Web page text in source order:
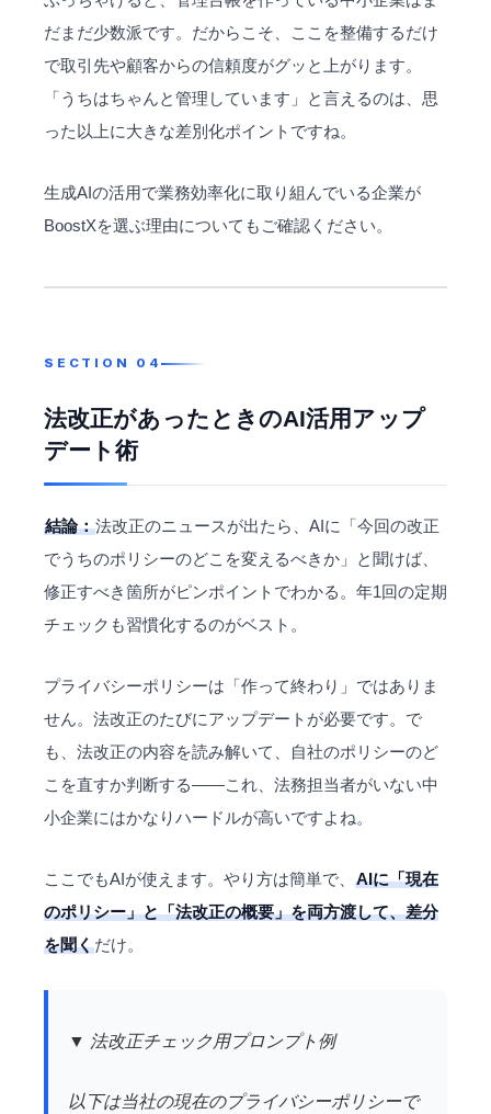
だまだ少数派です。だからこそ、ここを整備するだけ
で取引先や顧客からの信頼度がグッと上がります。
「うちはちゃんと管理しています」と言えるのは、思
った以上に大きな差別化ポイントですね。
生成AIの活用で業務効率化に取り組んでいる企業が
BoostXを選ぶ理由についてもご確認ください。
法改正があったときのAI活用アップ
デート術
結論：法改正のニュースが出たら、AIに「今回の改正
でうちのポリシーのどこを変えるべきか」と聞けば、
修正すべき箇所がピンポイントでわかる。年1回の定期
チェックも習慣化するのがベスト。
プライバシーポリシーは「作って終わり」ではありま
せん。法改正のたびにアップデートが必要です。で
も、法改正の内容を読み解いて、自社のポリシーのど
こを直すか判断する——これ、法務担当者がいない中
小企業にはかなりハードルが高いですよね。
ここでもAIが使えます。やり方は簡単で、 AIに「現在
のポリシー」と「法改正の概要」を両方渡して、差分
を聞くだけ。
▼ 法改正チェック用プロンプト例
以下は当社の現在のプライバシーポリシーで